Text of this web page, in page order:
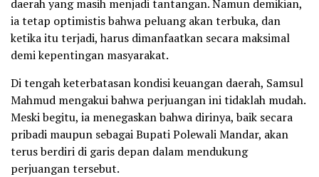
daerah yang masih menjadi tantangan. Namun demikian,
ia tetap optimistis bahwa peluang akan terbuka, dan
ketika itu terjadi, harus dimanfaatkan secara maksimal
demi kepentingan masyarakat.
Di tengah keterbatasan kondisi keuangan daerah, Samsul
Mahmud mengakui bahwa perjuangan ini tidaklah mudah.
Meski begitu, ia menegaskan bahwa dirinya, baik secara
pribadi maupun sebagai Bupati Polewali Mandar, akan
terus berdiri di garis depan dalam mendukung
perjuangan tersebut.